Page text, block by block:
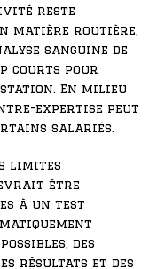
reste
matière routière,
sanguine de
courts pour
En milieu
expertise peut
salariés.
limites
être
à un test
des
résultats et des